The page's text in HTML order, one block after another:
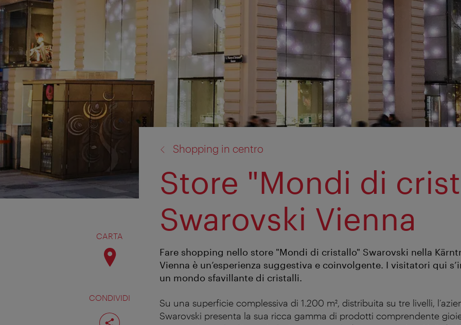
CARTA
CONDIVIDI
Condividi
pagina
Shopping in centro
Store "Mondi di
Swarovski Vienna
Fare shopping nello store "Mondi di cristallo" Swarovski nella
Vienna è un’esperienza suggestiva e coinvolgente. I visitatori qui
un mondo sfavillante di cristalli.
Su una superficie complessiva di 1.200 m², distribuita su tre livelli,
Swarovski presenta la sua ricca gamma di prodotti comprendente